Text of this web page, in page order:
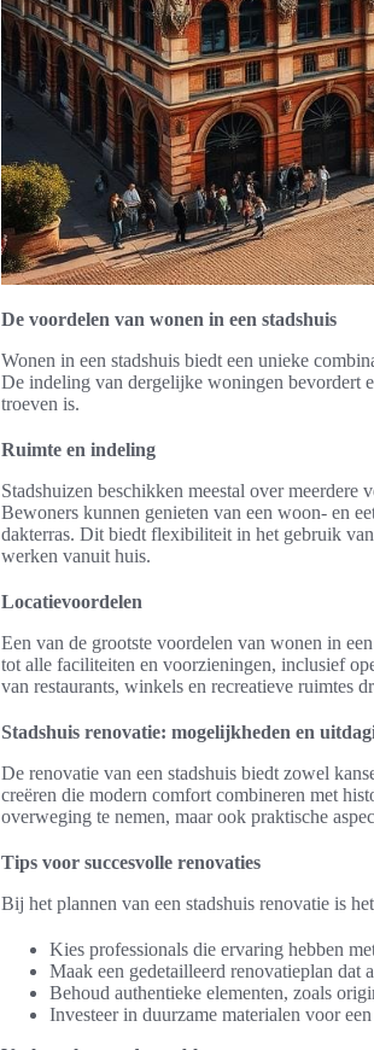
De voordelen van wonen in een stadshuis
Wonen in een stadshuis biedt een unieke
De indeling van dergelijke woningen bevordert
troeven is.
Ruimte en indeling
Stadshuizen beschikken meestal over
Bewoners kunnen genieten van een woon- en
dakterras. Dit biedt flexibiliteit in het gebruik
werken vanuit huis.
Locatievoordelen
Een van de grootste voordelen van wonen in
tot alle faciliteiten en voorzieningen, inclusief
van restaurants, winkels en recreatieve ruimtes
Stadshuis renovatie: mogelijkheden en
De renovatie van een stadshuis biedt zowel
creëren die modern comfort combineren met
overweging te nemen, maar ook praktische
Tips voor succesvolle renovaties
Bij het plannen van een stadshuis renovatie is
Kies professionals die ervaring hebben
Maak een gedetailleerd renovatieplan dat
Behoud authentieke elementen, zoals
Investeer in duurzame materialen voor